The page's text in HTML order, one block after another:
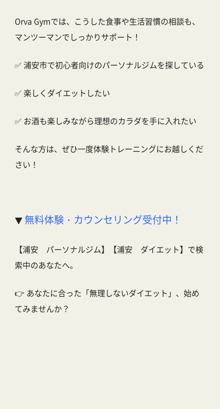
Orva Gymでは、こうした食事や生活習慣の相談も、
マンツーマンでしっかりサポート！
✅ 浦安市で初心者向けのパーソナルジムを探している
✅ 楽しくダイエットしたい
✅ お酒も楽しみながら理想のカラダを手に入れたい
そんな方は、ぜひ一度体験トレーニングにお越しくだ
さい！
▼ 無料体験・カウンセリング受付中！
【浦安 パーソナルジム】【浦安 ダイエット】で検
索中のあなたへ。
👉 あなたに合った「無理しないダイエット」、始め
てみませんか？